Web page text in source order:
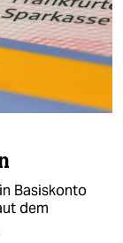
Basiskonto
dem